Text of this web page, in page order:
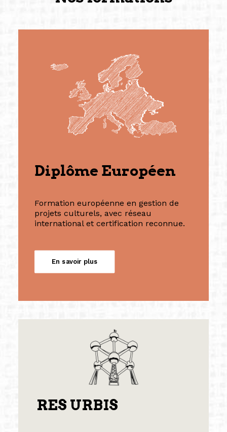
Diplôme Européen
Formation européenne en gestion de
projets culturels, avec réseau
international et certification reconnue.
En savoir plus
RES URBIS